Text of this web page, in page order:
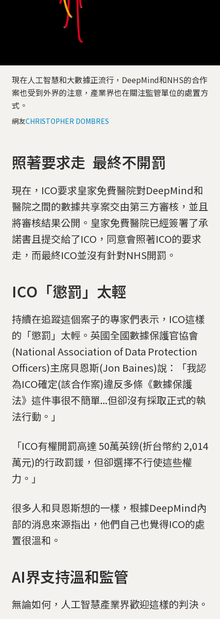
現在人工智慧和大數據正流行，DeepMind和NHS的合作
案也受到外界的注意，產業界也在關注監管單位的處置方
式。
網友CHRISTOPHER DOMBRES
照著要求走 最終不開罰
現在，ICO要求皇家免費醫院對DeepMind和
醫院之間的數據共享案交由第三方審核，並且
將審核結果公開。皇家免費醫院已經簽署了承
諾書且提交給了ICO，同意會照著ICO的要求
走，而最終ICO並沒有針對NHS開罰。
ICO「懲罰」太輕
持續在追蹤這個案子的專家們表示，ICO這樣
的「懲罰」太輕。英國全國數據保護官協會
(National Association of Data Protection
Officers)主席貝恩斯(Jon Baines)說：「我認
為ICO確定(該合作案)違反多條《數據保護
法》這件事很不簡單...但卻沒有採取正式的執
法行動。」
「ICO有權開罰高達 50萬英鎊(折台幣約 2,014
萬元)的行政罰鍰，但卻選擇不行使這些權
力。」
很多人和貝恩斯想的一樣，根據DeepMind內
部的消息來源指出，他們自己也覺得ICO的處
置很溫和。
AI界支持溫和監管
無論如何，人工智慧產業界歡迎這樣的判決。